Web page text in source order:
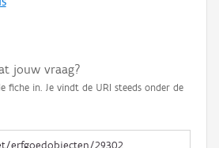
jouw vraag?
fiche in. Je vindt de URI steeds onder de